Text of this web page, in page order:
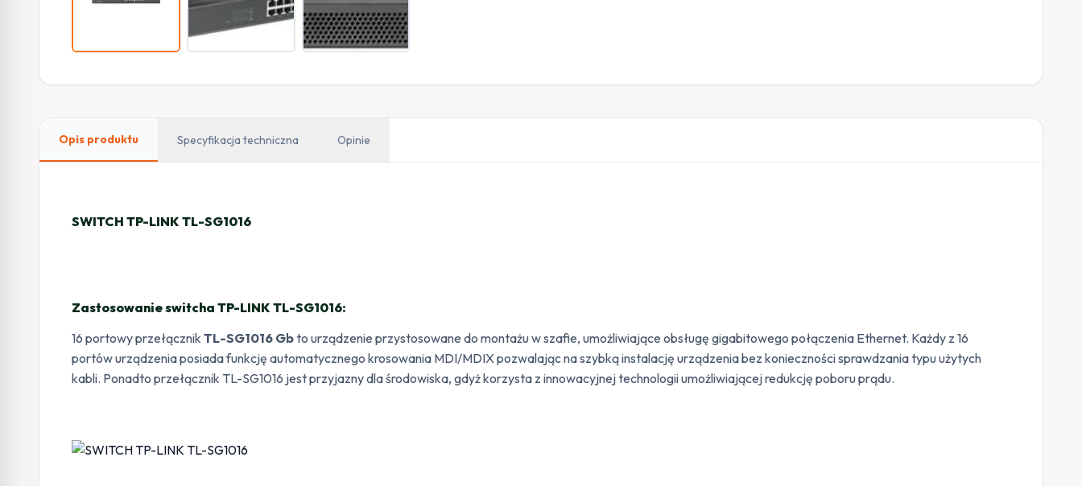
Opis produktu Specyfikacja techniczna Opinie
SWITCH TP-LINK TL-SG1016
Zastosowanie switcha TP-LINK TL-SG1016:
16 portowy przełącznik TL-SG1016 Gbto urządzenie przystosowane do montażu w szafie, umożliwiające obsługę gigabitowego połączenia Ethernet. Każdy z 16
portów urządzenia posiada funkcję automatycznego krosowania MDI/MDIX pozwalając na szybką instalację urządzenia bez konieczności sprawdzania typu użytych
kabli. Ponadto przełącznik TL-SG1016 jest przyjazny dla środowiska, gdyż korzysta z innowacyjnej technologii umożliwiającej redukcję poboru prądu.